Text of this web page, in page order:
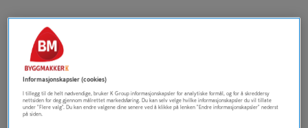
Tidligere
Informasjonskapsler (cookies)
I tillegg til de helt nødvendige, bruker K Group informasjonskapsler for analytiske formål, og for å skreddersy
nettsiden for deg gjennom målrettet markedsføring. Du kan selv velge hvilke informasjonskapsler du vil tillate
under "Flere valg". Du kan endre valgene dine senere ved å klikke på lenken "Endre informasjonskapsler" nederst
på siden.